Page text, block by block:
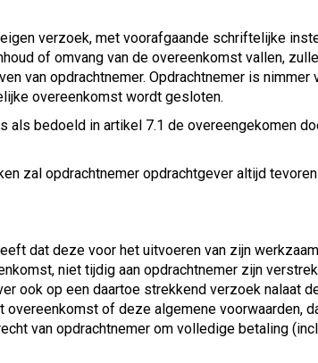
verzoek, met voorafgaande schriftelijke
of omvang van de overeenkomst vallen,
van opdrachtnemer. Opdrachtnemer is
overeenkomst wordt gesloten.
bedoeld in artikel 7.1 de overeengekomen
zal opdrachtnemer opdrachtgever altijd
dat deze voor het uitvoeren van zijn
niet tijdig aan opdrachtnemer zijn
ook op een daartoe strekkend verzoek nalaat
of deze algemene voorwaarden,
van opdrachtnemer om volledige betaling